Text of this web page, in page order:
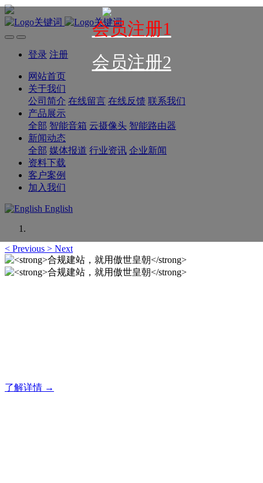
会员注册1
会员注册2
登录 注册
网站首页
关于我们
公司简介 在线留言 在线反馈 联系我们
产品展示
全部 智能音箱 云摄像头 智能路由器
新闻动态
全部 媒体报道 行业资讯 企业新闻
资料下载
客户案例
加入我们
English
< Previous > Next
了解详情 →